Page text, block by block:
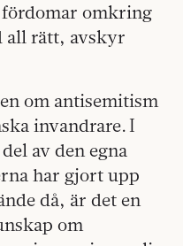
omkring
all rätt, avskyr
om antisemitism
invandrare. I
av den egna
har gjort upp
då, är det en
om